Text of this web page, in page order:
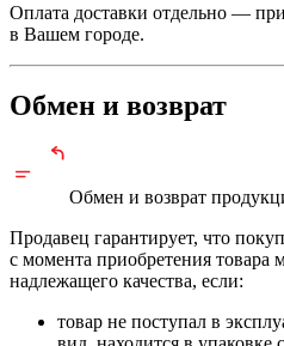
Оплата доставки отдельно —
в Вашем городе.
Обмен и возврат
Обмен и возврат
Продавец гарантирует, что
с момента приобретения товара
надлежащего качества, если:
товар не поступал в